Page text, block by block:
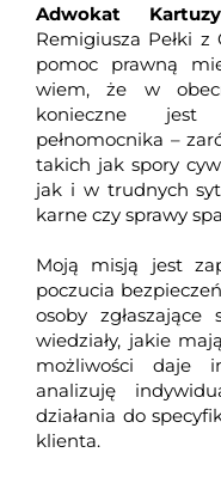
Adwokat
Remigiusza Pełki z
pomoc prawną
wiem, że w
konieczne jest
pełnomocnika –
takich jak spory
jak i w trudnych
karne czy sprawy
Moją misją jest
poczucia
osoby
wiedziały, jakie
możliwości daje
analizuję
działania do
klienta.